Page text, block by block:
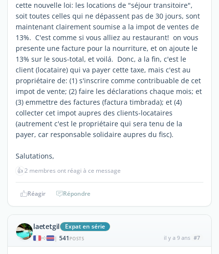
cette nouvelle loi: les locations de "séjour transitoire",
soit toutes celles qui ne dépassent pas de 30 jours, sont
maintenant clairement soumise a la impot de ventes de
13%. C'est comme si vous alliez au restaurant! on vous
presente une facture pour la nourriture, et on ajoute le
13% sur le sous-total, et voilá. Donc, a la fin, c'est le
client (locataire) qui va payer cette taxe, mais c'est au
propriétaire de: (1) s'inscrire comme contribuable de cet
impot de vente; (2) faire les déclarations chaque mois; et
(3) emmettre des factures (factura timbrada); et (4)
collecter cet impot aupres des clients-locataires
(autrement c'est le propriétaire qui sera tenu de la
payer, car responsable solidaire aupres du fisc).
Salutations,
👍2 membres ont réagi à ce message
Réagir Répondre
laetetgil Expat en série
| 541 POSTS il y a 9 ans #7